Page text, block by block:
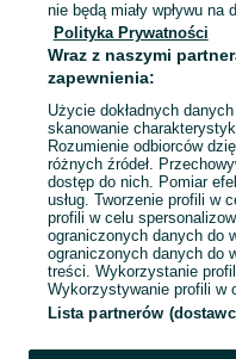
Mapa kategorii
Mapa miejscowości
Mapa ministron
Popularne wyszukiwania
nie będą miały wpływu na
Polityka Prywatności
Wraz z naszymi
zapewnienia:
Użycie dokładnych
skanowanie
Rozumienie odbiorców
różnych źródeł.
dostęp do nich. Pomiar
usług. Tworzenie profili w
profili w celu
ograniczonych danych do
ograniczonych danych do
treści. Wykorzystanie
Wykorzystywanie profili w
Lista partnerów